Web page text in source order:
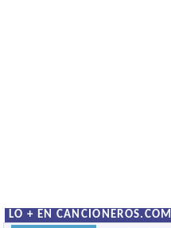
LO + EN CANCIONEROS.COM